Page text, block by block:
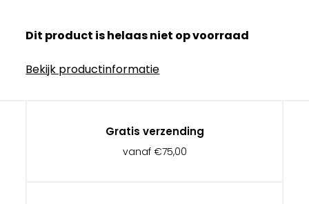
Dit product is helaas niet op voorraad
Bekijk productinformatie
Gratis verzending
vanaf €75,00